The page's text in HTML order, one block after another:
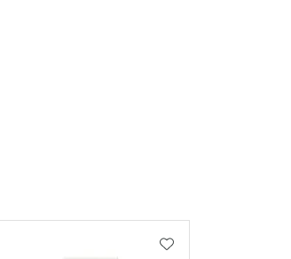
AOS FAVORITOSADICIONAR AOS